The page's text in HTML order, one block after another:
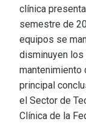
clínica
semestre de
equipos se
disminuyen
principal
el Sector de
Clínica de la